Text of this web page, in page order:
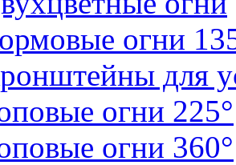
огни
для
огни 225°
огни 360°